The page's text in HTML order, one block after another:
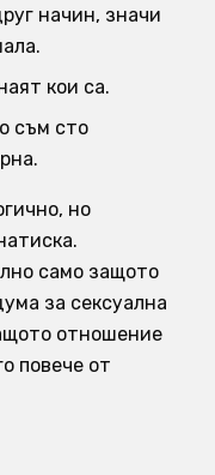
начин, значи
кои са.
съм сто
но
само защото
за сексуална
отношение
повече от